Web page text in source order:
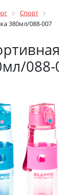
Спорт
380мл/088-007
088-